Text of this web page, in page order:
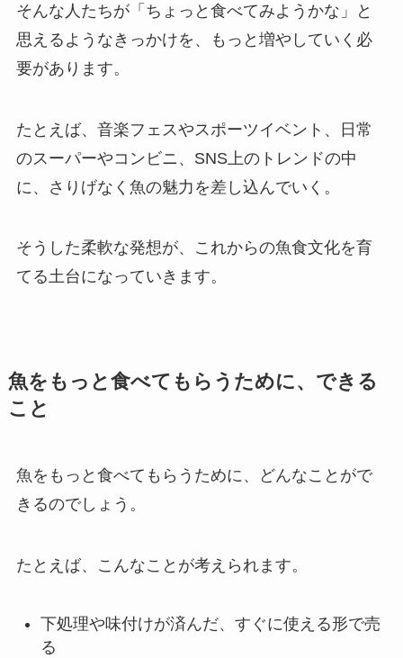
そんな人たちが「ちょっと食べてみようかな」と
思えるようなきっかけを、もっと増やしていく必
要があります。
たとえば、音楽フェスやスポーツイベント、日常
のスーパーやコンビニ、SNS上のトレンドの中
に、さりげなく魚の魅力を差し込んでいく。
そうした柔軟な発想が、これからの魚食文化を育
てる土台になっていきます。
魚をもっと食べてもらうために、できる
こと
魚をもっと食べてもらうために、どんなことがで
きるのでしょう。
たとえば、こんなことが考えられます。
下処理や味付けが済んだ、すぐに使える形で売
る